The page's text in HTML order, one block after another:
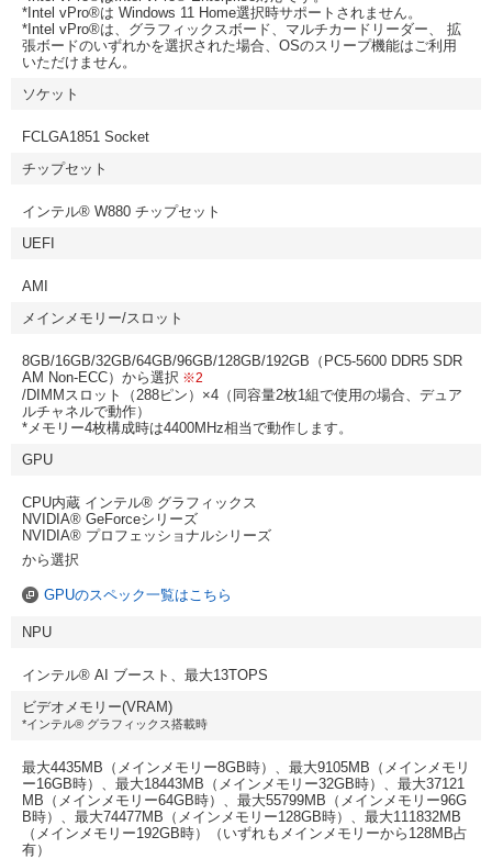
*Intel vPro®は Windows 11 Home選択時サポートされません。
*Intel vPro®は、グラフィックスボード、マルチカードリーダー、 拡
張ボードのいずれかを選択された場合、OSのスリープ機能はご利用
いただけません。
ソケット
FCLGA1851 Socket
チップセット
インテル® W880 チップセット
UEFI
AMI
メインメモリー/スロット
8GB/16GB/32GB/64GB/96GB/128GB/192GB（PC5-5600 DDR5 SDR
AM Non-ECC）から選択 ※2
/DIMMスロット（288ピン）×4（同容量2枚1組で使用の場合、デュア
ルチャネルで動作）
*メモリー4枚構成時は4400MHz相当で動作します。
GPU
CPU内蔵 インテル® グラフィックス
NVIDIA® GeForceシリーズ
NVIDIA® プロフェッショナルシリーズ
から選択
GPUのスペック一覧はこちら
NPU
インテル® AI ブースト、最大13TOPS
ビデオメモリー(VRAM)
*インテル® グラフィックス搭載時
最大4435MB（メインメモリー8GB時）、最大9105MB（メインメモリ
ー16GB時）、最大18443MB（メインメモリー32GB時）、最大37121
MB（メインメモリー64GB時）、最大55799MB（メインメモリー96G
B時）、最大74477MB（メインメモリー128GB時）、最大111832MB
（メインメモリー192GB時）（いずれもメインメモリーから128MB占
有）